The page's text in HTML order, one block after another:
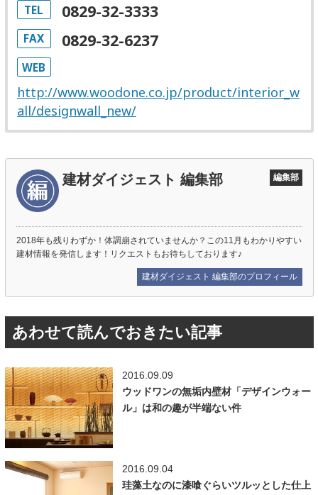
TEL 0829-32-3333
FAX 0829-32-6237
WEB
http://www.woodone.co.jp/product/interior_w
all/designwall_new/
建材ダイジェスト 編集部 編集部
2018年も残りわずか！体調崩されていませんか？この11月もわかりやすい
建材情報を発信します！リクエストもお待ちしております♪
建材ダイジェスト 編集部のプロフィール
あわせて読んでおきたい記事
2016.09.09
ウッドワンの無垢内壁材「デザインウォー
ル」は和の趣が半端ない件
2016.09.04
珪藻土なのに漆喰ぐらいツルッとした仕上